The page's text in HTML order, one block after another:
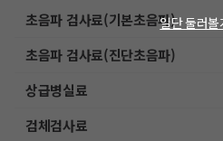
초음파 검사료(기본초음파)
초음파 검사료(진단초음파)
상급병실료
검체검사료
일단 둘러볼